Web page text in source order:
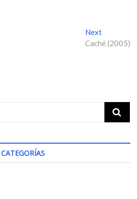
NextN
e
:
Caché (2005)
CATEGORÍAS